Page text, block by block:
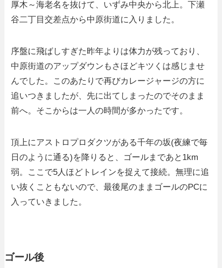
厚木～海老名を抜けて、いずみ中央から北上。下瀬
谷二丁目交差点から中原街道に入りました。
序盤に飛ばしすぎた昨年よりは体力が残っており、
中原街道のアップダウンもさほどキツくは感じませ
んでした。このあたりで再びカレージャージの方に
追いつきましたが、先に出てしまったのでそのまま
前へ。そこからは一人の時間が多かったです。
頂上にアストロプロダクツがある千年の坂(夜練で毎
日のように通る)を降りると、ゴールまであと1km
弱。ここで5人ほどトレインを捉えて接続。無理に追
い抜くこともないので、最後尾のままゴールのPCに
入っていきました。
ゴール後